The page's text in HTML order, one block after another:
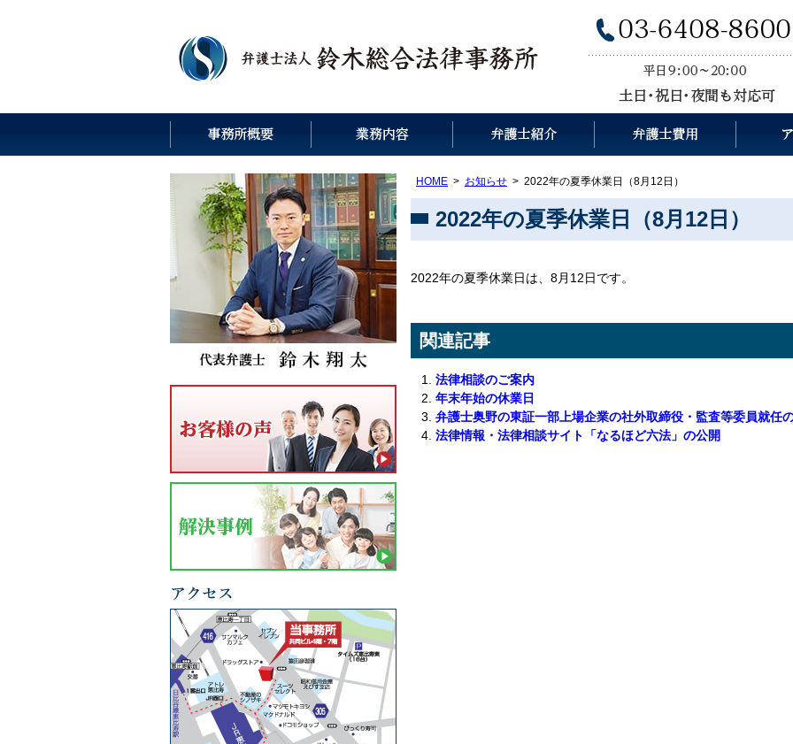
HOME お知らせ 2022年の夏季休業日（8月12日）
2022年の夏季休業日（8月12日）
2022年の夏季休業日は、8月12日です。
関連記事
法律相談のご案内
年末年始の休業日
弁護士奥野の東証一部上場企業の社外取締役・監査等委員就任
法律情報・法律相談サイト「なるほど六法」の公開